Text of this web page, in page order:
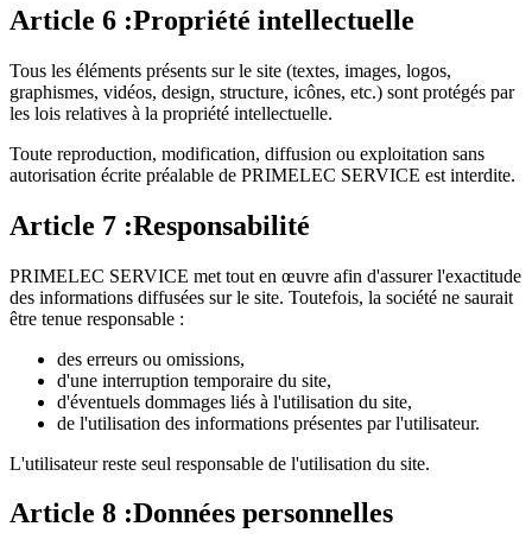
Article 6 :Propriété intellectuelle
Tous les éléments présents sur le site (textes, images, logos,
graphismes, vidéos, design, structure, icônes, etc.) sont protégés par
les lois relatives à la propriété intellectuelle.
Toute reproduction, modification, diffusion ou exploitation sans
autorisation écrite préalable de PRIMELEC SERVICE est interdite.
Article 7 :Responsabilité
PRIMELEC SERVICE met tout en œuvre afin d'assurer l'exactitude
des informations diffusées sur le site. Toutefois, la société ne saurait
être tenue responsable :
des erreurs ou omissions,
d'une interruption temporaire du site,
d'éventuels dommages liés à l'utilisation du site,
de l'utilisation des informations présentes par l'utilisateur.
L'utilisateur reste seul responsable de l'utilisation du site.
Article 8 :Données personnelles